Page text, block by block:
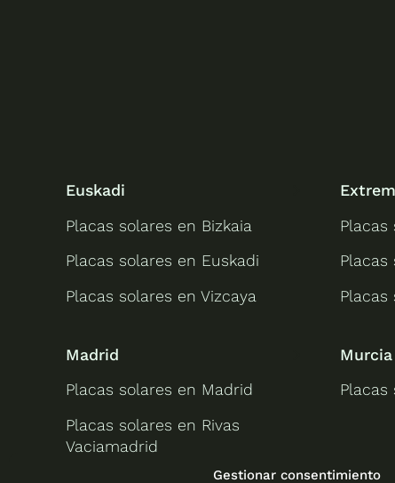
Gestionar consentimiento
Euskadi
Placas solares en Bizkaia
Placas solares en Euskadi
Placas solares en Vizcaya
Placas
Placas
Placas
Madrid
Placas solares en Madrid
Placas solares en Rivas
Vaciamadrid
Murcia
Placas